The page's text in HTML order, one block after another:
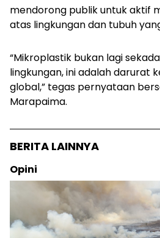
mendorong publik untuk aktif
atas lingkungan dan tubuh
“Mikroplastik bukan lagi
lingkungan, ini adalah darurat
global,” tegas pernyataan
Marapaima.
BERITA LAINNYA
Opini